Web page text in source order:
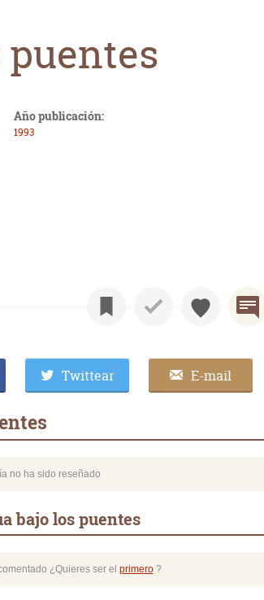
Año publicación:
1993
Twittear E-mail
no ha sido reseñado
bajo los puentes
¿Quieres ser el primero?